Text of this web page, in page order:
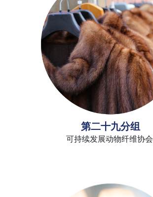
第二十九分组
可持续发展动物纤维协会